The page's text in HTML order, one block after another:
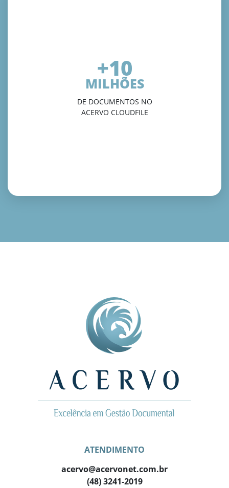
+10
MILHÕES
DE DOCUMENTOS NO
ACERVO CLOUDFILE
ATENDIMENTO
acervo@acervonet.com.br
(48) 3241-2019